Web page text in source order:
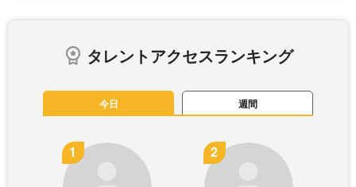
タレントアクセスランキング
今日 週間